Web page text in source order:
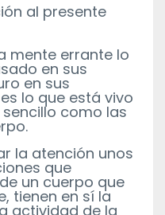
al presente
mente errante lo
en sus
en sus
lo que está vivo
como las
la atención unos
que
un cuerpo que
tienen en sí la
actividad de la